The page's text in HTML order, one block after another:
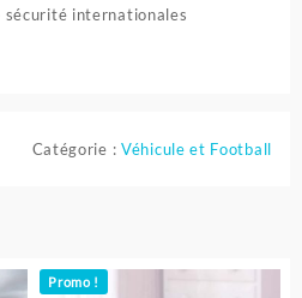
sécurité internationales
Catégorie : Véhicule et Football
Promo !